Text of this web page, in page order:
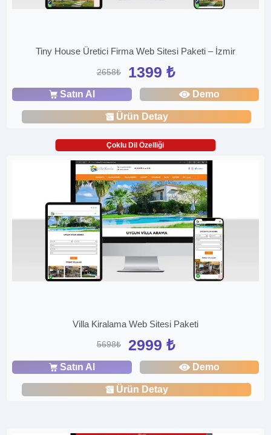
Tiny House Üretici Firma Web Sitesi Paketi – İzmir
2658₺ 1399 ₺
Satın Al Demo
Ürün Detay
Çoklu Dil Özelliği
Villa Kiralama Web Sitesi Paketi
5698₺ 2999 ₺
Satın Al Demo
Ürün Detay